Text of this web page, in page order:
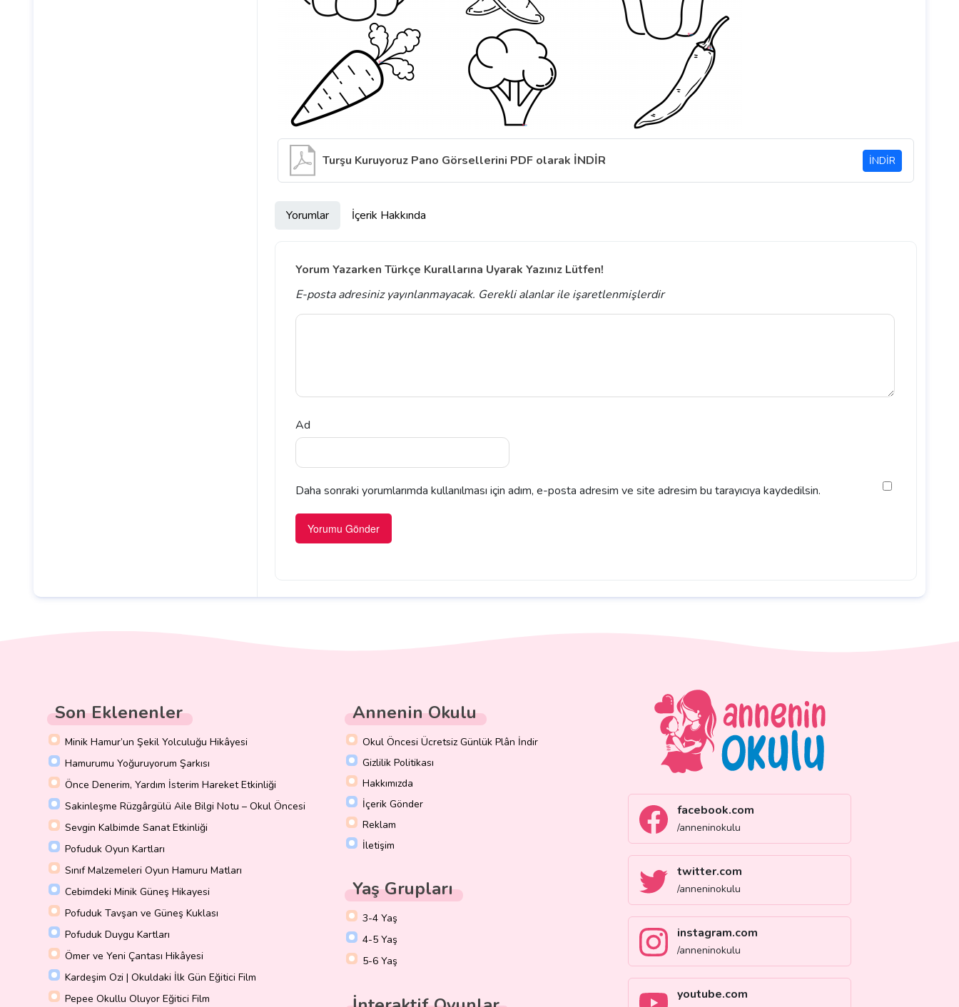
Turşu Kuruyoruz Pano Görsellerini PDF olarak İNDİR İNDİR
Yorumlar İçerik Hakkında
Yorum Yazarken Türkçe Kurallarına Uyarak Yazınız Lütfen!
E-posta adresiniz yayınlanmayacak. Gerekli alanlarile işaretlenmişlerdir
Ad
Daha sonraki yorumlarımda kullanılması için adım, e-posta adresim ve site adresim bu tarayıcıya kaydedilsin.
Son Eklenenler
Minik Hamur’un Şekil Yolculuğu Hikâyesi
Hamurumu Yoğuruyorum Şarkısı
Önce Denerim, Yardım İsterim Hareket Etkinliği
Sakinleşme Rüzgârgülü Aile Bilgi Notu – Okul Öncesi
Sevgin Kalbimde Sanat Etkinliği
Pofuduk Oyun Kartları
Sınıf Malzemeleri Oyun Hamuru Matları
Cebimdeki Minik Güneş Hikayesi
Pofuduk Tavşan ve Güneş Kuklası
Pofuduk Duygu Kartları
Ömer ve Yeni Çantası Hikâyesi
Kardeşim Ozi | Okuldaki İlk Gün Eğitici Film
Pepee Okullu Oluyor Eğitici Film
Annenin Okulu
Okul Öncesi Ücretsiz Günlük Plân İndir
Gizlilik Politikası
Hakkımızda
İçerik Gönder
Reklam
İletişim
Yaş Grupları
3-4 Yaş
4-5 Yaş
5-6 Yaş
facebook.com
/anneninokulu
twitter.com
/anneninokulu
instagram.com
/anneninokulu
youtube.com